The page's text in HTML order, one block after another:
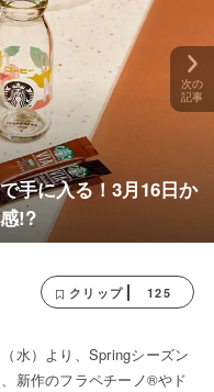
手に入る！3月16日か
!?
次の
記事
クリップ 125
水）より、Springシーズン
新作のフラペチーノ®やド